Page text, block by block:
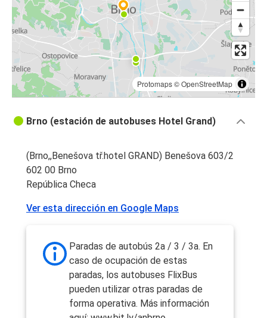
Protomaps©OpenStreetMap
Brno (estación de autobuses Hotel Grand)
(Brno,,Benešova tř.hotel GRAND) Benešova 603/2
602 00 Brno
República Checa
Ver esta dirección en Google Maps
Paradas de autobús 2a / 3 / 3a. En
caso de ocupación de estas
paradas, los autobuses FlixBus
pueden utilizar otras paradas de
forma operativa. Más información